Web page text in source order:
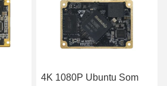
4K 1080P Ubuntu Som